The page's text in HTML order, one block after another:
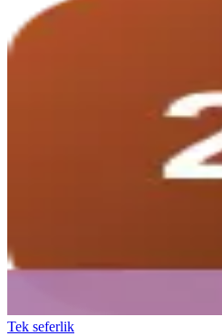
Tek seferlik